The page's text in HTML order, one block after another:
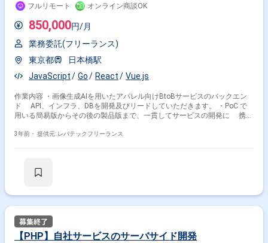
フルリモート オンライン商談OK
850,000円/月
業務委託(フリーランス)
東京都
日本橋駅
JavaScript
Go React Vue.js
作業内容 ・画像生成AIを用いたアパレル向けBtoBサービスのバックエン
ド API、インフラ、DBを開発及びリードしていただきます。 ・PoC で
用いる簡易版からその後の製品版まで、一貫してサービスの開発に 携わ
希望があれば 携わっていただけます。
3年前・ 提供元: レバテックフリーランス
【PHP】自社サービスのサーバサイド開発
職種で絞り込む
React × フロントエンドエンジニア
React × サービス React × 証券
React × 金融系
React × Sier
特徴で絞り込む